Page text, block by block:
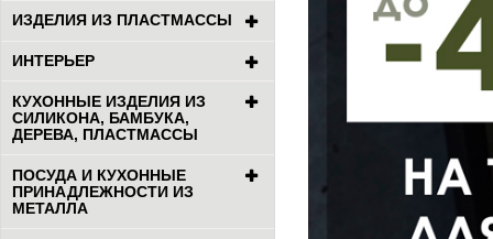
ИЗДЕЛИЯ ИЗ ПЛАСТМАССЫ
ИНТЕРЬЕР
КУХОННЫЕ ИЗДЕЛИЯ ИЗ
СИЛИКОНА, БАМБУКА,
ДЕРЕВА, ПЛАСТМАССЫ
ПОСУДА И КУХОННЫЕ
ПРИНАДЛЕЖНОСТИ ИЗ
МЕТАЛЛА